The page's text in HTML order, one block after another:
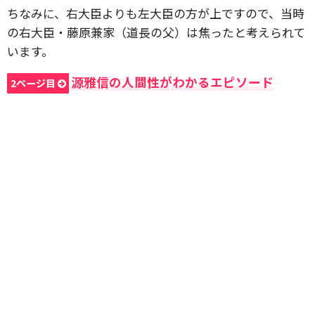
ちなみに、右大臣よりも左大臣の方が上ですので、当時
の右大臣・藤原兼家（道長の父）は焦ったと考えられて
います。
2ページ目 源雅信の人間性がわかるエピソード